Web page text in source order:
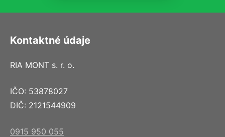
Kontaktné údaje
RIA MONT s. r. o.
IČO: 53878027
DIČ: 2121544909
0915 950 055